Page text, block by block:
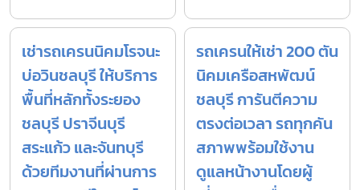
เช่ารถเครนนิคมโรจนะ
บ่อวินชลบุรี ให้บริการ
พื้นที่หลักทั้งระยอง
ชลบุรี ปราจีนบุรี
สระแก้ว และจันทบุรี
ด้วยทีมงานที่ผ่านการ
รถเครนให้เช่า 200 ตัน
นิคมเครือสหพัฒน์
ชลบุรี การันตีความ
ตรงต่อเวลา รถทุกคัน
สภาพพร้อมใช้งาน
ดูแลหน้างานโดยผู้